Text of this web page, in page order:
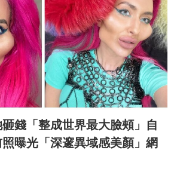
錢「整成世界最大臉頰」自
曝光「深邃異域感美顏」網